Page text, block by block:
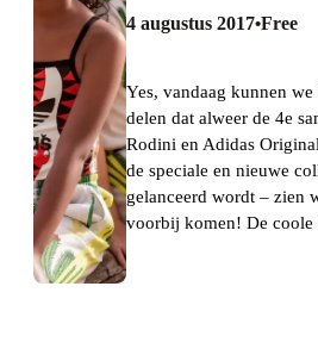
4 augustus 2017•Free
Yes, vandaag kunnen
delen dat alweer de 4e
Rodini en Adidas
de speciale en nieuwe
gelanceerd wordt – zien
voorbij komen! De